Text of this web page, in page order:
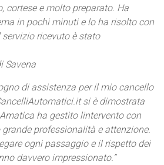
cortese e molto preparato. Ha
in pochi minuti e lo ha risolto con
ricevuto è stato
Savena
di assistenza per il mio cancello
si è dimostrata
ha gestito lintervento con
professionalità e attenzione.
ogni passaggio e il rispetto dei
davvero impressionato.”